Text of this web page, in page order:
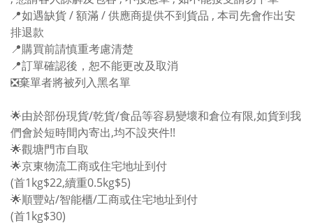
📍如遇缺貨 / 額滿 / 供應商提供不到貨品 , 本司先會作出安
排退款
📍購買前請慎重考慮清楚
📍訂單確認後，恕不能更改及取消
❎棄單者將被列入黑名單
🌟由於部份現貨/乾貨/食品等容易變壞和倉位有限,如貨到我
們會於短時間內寄出,均不設夾件!!
🌟觀塘門市自取
🌟京東物流工商或住宅地址到付
(首1kg$22,續重0.5kg$5)
🌟順豐站/智能櫃/工商或住宅地址到付
(首1kg$30)